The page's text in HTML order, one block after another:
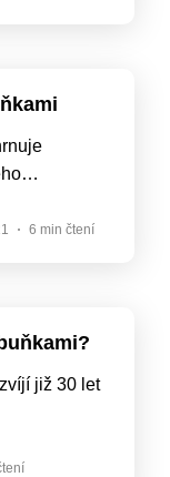
6 min čtení
již 30 let